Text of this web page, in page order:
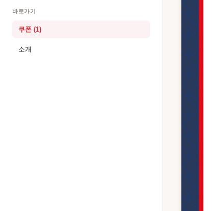
바로가기
쿠폰 (1)
소개